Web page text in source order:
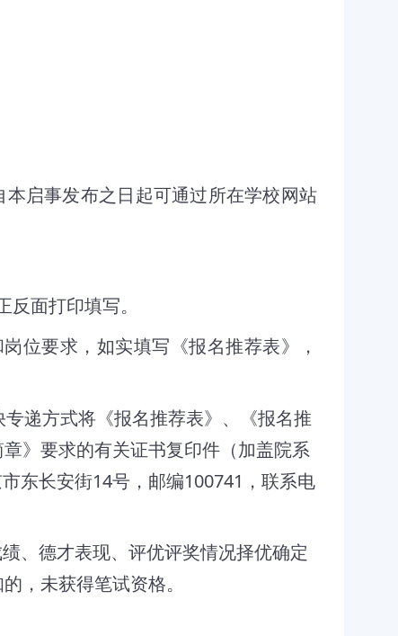
启事发布之日起可通过所在学校网站
面打印填写。
位要求，如实填写《报名推荐表》，
递方式将《报名推荐表》、《报名推
》要求的有关证书复印件（加盖院系
东长安街14号，邮编100741 ，联系电
、德才表现、评优评奖情况择优确定
，未获得笔试资格。